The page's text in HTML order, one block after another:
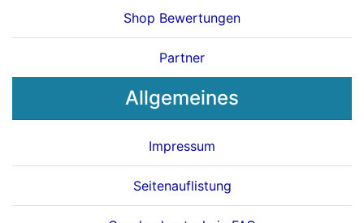
Shop Bewertungen
Partner
Allgemeines
Impressum
Seitenauflistung